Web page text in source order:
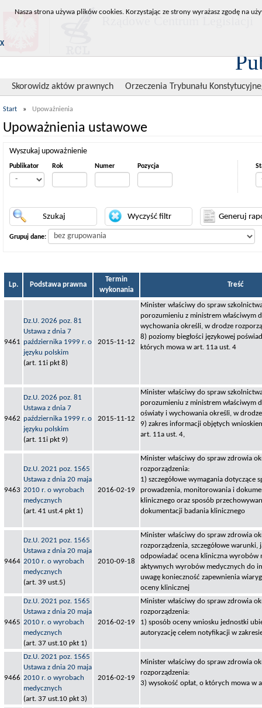
Skorowidz aktów prawnych Orzeczenia Trybunału
Start » Upoważnienia
Upoważnienia ustawowe
Wyszukaj upoważnienie
Publikator Rok Numer Pozycja
Grupuj dane:
Lp. Podstawa prawna
Termin
wykonania
Treść
9461
Dz.U. 2026 poz. 81
Ustawa z dnia 7
października 1999 r. o
języku polskim
(art. 11i pkt 8)
2015-11-12
Minister właściwy do spraw
porozumieniu z ministrem właściwym
wychowania określi, w drodze
8) poziomy biegłości językowej
których mowa w art. 11a ust. 4
9462
Dz.U. 2026 poz. 81
Ustawa z dnia 7
października 1999 r. o
języku polskim
(art. 11i pkt 9)
2015-11-12
Minister właściwy do spraw
porozumieniu z ministrem właściwym
oświaty i wychowania określi, w
9) zakres informacji objętych
art. 11a ust. 4,
9463
Dz.U. 2021 poz. 1565
Ustawa z dnia 20 maja
2010 r. o wyrobach
medycznych
(art. 41 ust.4 pkt 1)
2016-02-19
Minister właściwy do spraw zdrowia
rozporządzenia:
1) szczegółowe wymagania dotyczące
prowadzenia, monitorowania i
klinicznego oraz sposób
dokumentacji badania klinicznego
9464
Dz.U. 2021 poz. 1565
Ustawa z dnia 20 maja
2010 r. o wyrobach
medycznych
(art. 39 ust.5)
2010-09-18
Minister właściwy do spraw zdrowia
rozporządzenia, szczegółowe warunki,
odpowiadać ocena kliniczna wyrobów
aktywnych wyrobów medycznych do
uwagę konieczność zapewnienia
oceny klinicznej
9465
Dz.U. 2021 poz. 1565
Ustawa z dnia 20 maja
2010 r. o wyrobach
medycznych
(art. 37 ust.10 pkt 1)
2016-02-19
Minister właściwy do spraw zdrowia
rozporządzenia:
1) sposób oceny wniosku jednostki
autoryzację celem notyfikacji w
9466
Dz.U. 2021 poz. 1565
Ustawa z dnia 20 maja
2010 r. o wyrobach
medycznych
(art. 37 ust.10 pkt 3)
2016-02-19
Minister właściwy do spraw zdrowia
rozporządzenia:
3) wysokość opłat, o których mowa w
Nasza strona używa plików cookies. Korzystając ze strony wyrażasz zgodę na
X